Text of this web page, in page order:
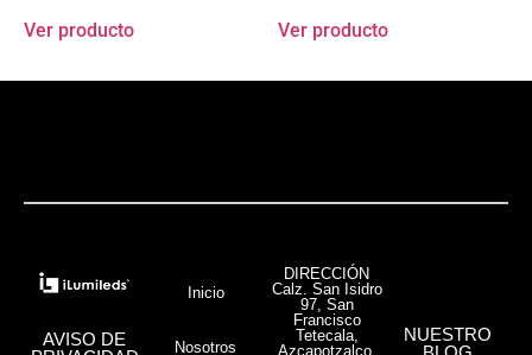
Ver producto Ver producto
AVISO DE
Inicio
Nosotros
DIRECCIÓN
Calz. San Isidro
97, San
Francisco
Tetecala,
Azcapotzalco,
NUESTRO